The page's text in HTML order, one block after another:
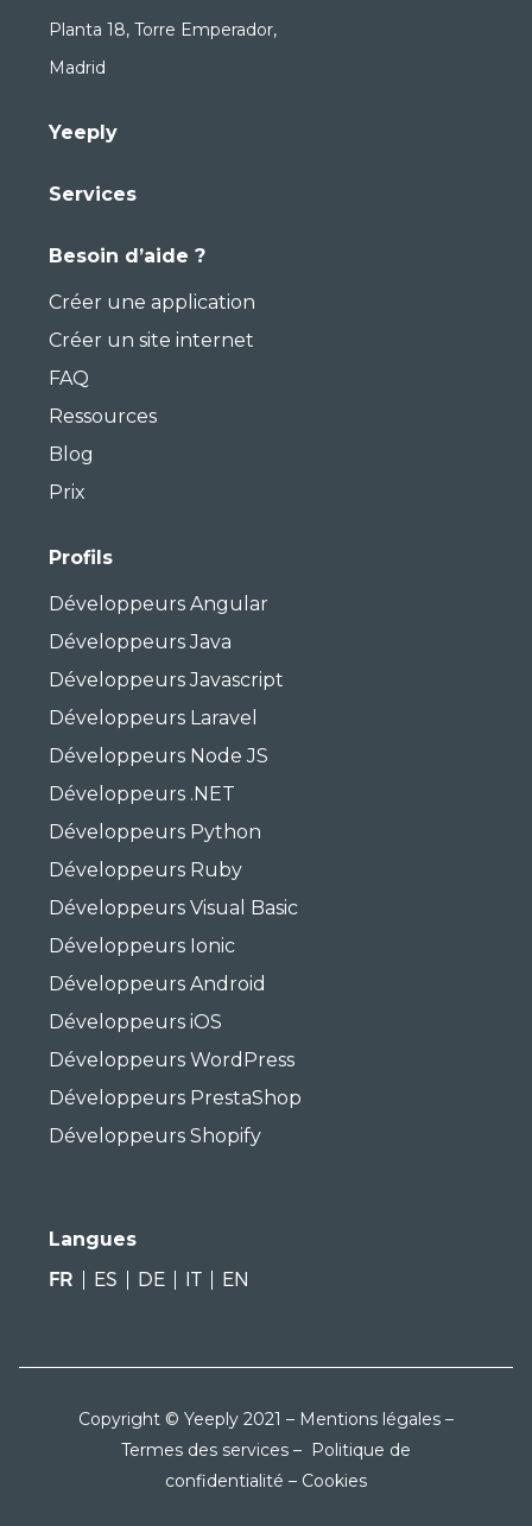
Planta 18, Torre Emperador,
Madrid
Yeeply
Services
Besoin d’aide ?
Créer une application
Créer un site internet
FAQ
Ressources
Blog
Prix
Profils
Développeurs Angular
Développeurs Java
Développeurs Javascript
Développeurs Laravel
Développeurs Node JS
Développeurs .NET
Développeurs Python
Développeurs Ruby
Développeurs Visual Basic
Développeurs Ionic
Développeurs Android
Développeurs iOS
Développeurs WordPress
Développeurs PrestaShop
Développeurs Shopify
Langues
FR
ES DE IT EN
Copyright © Yeeply 2021 – Mentions légales –
Termes des services – Politique de
confidentialité – Cookies